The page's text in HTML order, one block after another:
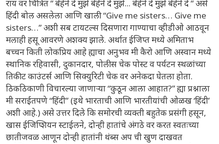
राय वर चित्रित “ बेहेने दे मुझे बेहेने दे मुझे... बेहेने दे मुझे बेहेने दे “ असे
हिंदी बोल असलेला आणि खाली “Give me sisters… Give me
sisters…” अशी सब टायटल्स दिसणारा गाण्याचा व्हीडीओ आठवून
मलाही हसू आवरणे अशक्य झाले. अर्थात ईजिप्त मध्ये अमिताभ
बच्चन किती लोकप्रिय आहे ह्याचा अनुभव मी कैरो आणि अस्वान मध्ये
स्थानिक रहिवासी, दुकानदार, पोलीस चेक पोस्ट व पर्यटन स्थळांच्या
तिकीट काउंटर्स आणि सिक्युरिटी चेक वर अनेकदा घेतला होता.
ठिकठिकाणी विचारल्या जाणाऱ्या “कुठून आला आहात?” ह्या प्रश्नाला
मी सराईतपणे “हिंदी” (इथे भारताची आणि भारतीयांची ओळख ‘हिंदी’
अशी आहे.) असे उत्तर दिले कि समोरची व्यक्ती बहुतेक प्रसंगी हसून,
खास ईजिप्शियन स्टाईलने, दोन्ही हातांचे अंगठे वर करत स्वतःच्या
छातीजवळ आणून दोन्ही हातांनी थंब्स अप ची खुण दाखवत